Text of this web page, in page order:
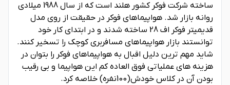
ساخته شرکت فوکر کشور هلند است که از سال 1988 میلادی
روانه بازار شد. هواپیماهای فوکر در حقیقت از روی مدل
قدیمیتر فوکر اف 28 ساخته شدند و در ابتدای کار خود
توانستند بازار هواپیماهای مسافربری کوچک را تسخیر کنند.
شاید مهم ترین دلیل اقبال به هواپیماهای فوکر را بتوان در
هزینه های عملیاتی فوق العاده کم این هواپیما و بی رقیب
بودن آن در کلاس خودش(100نفره) خلاصه کرد.